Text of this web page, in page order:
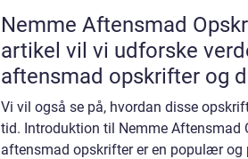
Nemme Aftensmad
artikel vil vi udforske
aftensmad opskrifter og
information for personer,
interesseret i dette emne
Vi vil også se på, hvordan disse
tid. Introduktion til Nemme Aftensmad
aftensmad opskrifter er en populær